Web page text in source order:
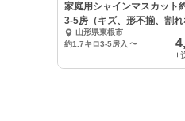
家庭用シャインマスカット
3-5房（キズ、形不揃、割
どう山形県東根市
約1.7キロ3-5房入 〜
+